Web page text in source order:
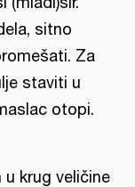
sitno
Za
staviti u
otopi.
krug veličine